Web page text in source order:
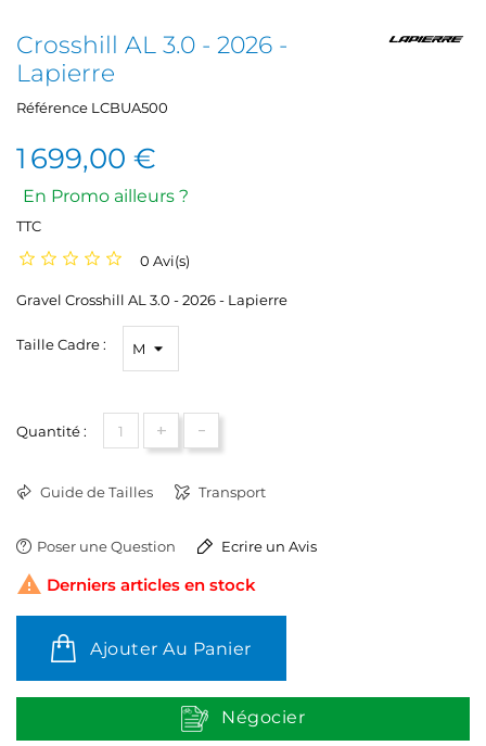
Crosshill AL 3.0 - 2026 -
Lapierre
Référence LCBUA500
1 699,00 €
En Promo ailleurs ?
TTC
0 Avi(s)
Gravel Crosshill AL 3.0 - 2026 - Lapierre
Taille Cadre :
Quantité : + -
Guide de Tailles Transport
Poser une Question Ecrire un Avis
 Derniers articles en stock
Ajouter Au Panier
Négocier